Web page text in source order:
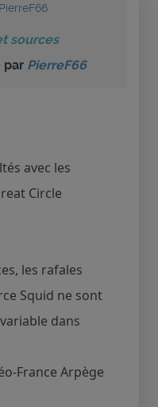
PierreF66
sources
par PierreF66
avec les
Circle
les rafales
Squid ne sont
dans
France Arpège